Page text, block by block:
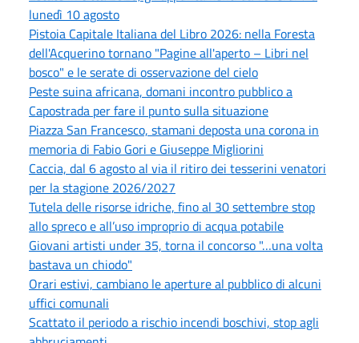
lunedì 10 agosto
Pistoia Capitale Italiana del Libro 2026: nella Foresta
dell'Acquerino tornano "Pagine all'aperto – Libri nel
bosco" e le serate di osservazione del cielo
Peste suina africana, domani incontro pubblico a
Capostrada per fare il punto sulla situazione
Piazza San Francesco, stamani deposta una corona in
memoria di Fabio Gori e Giuseppe Migliorini
Caccia, dal 6 agosto al via il ritiro dei tesserini venatori
per la stagione 2026/2027
Tutela delle risorse idriche, fino al 30 settembre stop
allo spreco e all’uso improprio di acqua potabile
Giovani artisti under 35, torna il concorso "…una volta
bastava un chiodo"
Orari estivi, cambiano le aperture al pubblico di alcuni
uffici comunali
Scattato il periodo a rischio incendi boschivi, stop agli